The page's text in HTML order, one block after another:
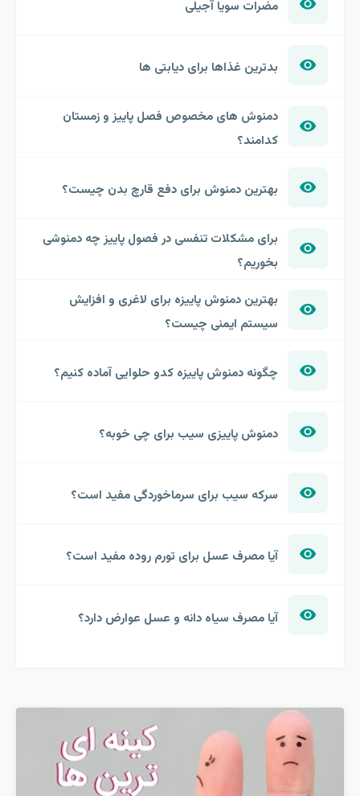
مضرات سویا آجیلی
بدترین غذاها برای دیابتی ها
دمنوش های مخصوص فصل پاییز و زمستان
کدامند؟
بهترین دمنوش برای دفع قارچ بدن چیست؟
برای مشکلات تنفسی در فصول پاییز چه دمنوشی
بخوریم؟
بهترین دمنوش پاییزه برای لاغری و افزایش
سیستم ایمنی چیست؟
چگونه دمنوش پاییزه کدو حلوایی آماده کنیم؟
دمنوش پاییزی سیب برای چی خوبه؟
سرکه سیب برای سرماخوردگی مفید است؟
آیا مصرف عسل برای تورم روده مفید است؟
آیا مصرف سیاه دانه و عسل عوارض دارد؟